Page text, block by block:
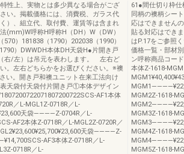
性上、実物とは多少異なる場合がござ
い。掲載価格には、消費税、ガラス代
）、組立代、取付費、運賃等は含まれ
(mm)W呼称H呼称H（DH）W（DW）
570）181838（1790）202038（1990）
）DWWDH本体DH天袋H●片開き戸
右/左）は吊元を表わします。 左右ど
。左右どちらかをお選びください。※襖
い。開き戸和襖ユニット在来工法向け
天袋付天袋付片開き戸①本体デザイン
AF1本体
／L-MGL1Z-0718R／L-
天袋――――Z-0704R／L-
AF2本体Z-0718R／L-MGL2Z-0720R／
天袋――――Z-
AF3本体Z-0718R／L-
0718R／L-
61●間仕切り枠
同柄の襖柄シー
応はできません
貼る対応はでき
はP.17をご参照
価格一覧・部材
ン呼称商品コー
本体Z-1618-
MGM2Z-1618-
MGM3Z-1618-
MGM4Z-1618-
MGM5Z-1618-